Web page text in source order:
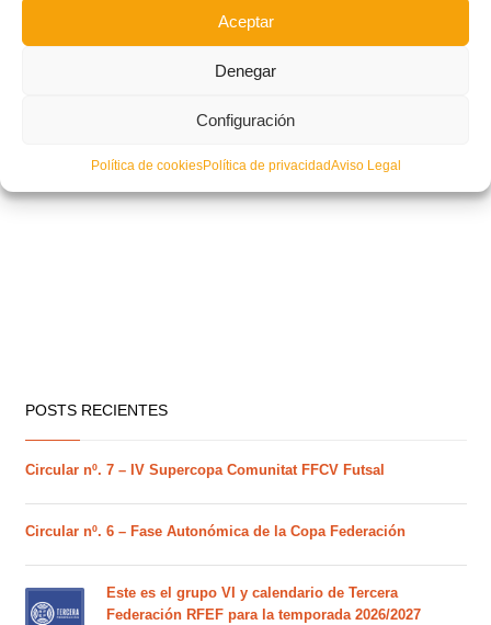
Aceptar
Denegar
Configuración
Política de cookiesPolítica de privacidadAviso Legal
POSTS RECIENTES
Circular nº. 7 – IV Supercopa Comunitat FFCV Futsal
Circular nº. 6 – Fase Autonómica de la Copa Federación
Este es el grupo VI y calendario de Tercera
Federación RFEF para la temporada 2026/2027